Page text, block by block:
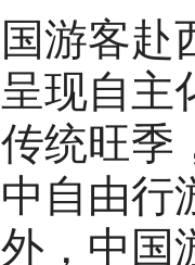
客赴
现自主
统旺季
自由行
，中国